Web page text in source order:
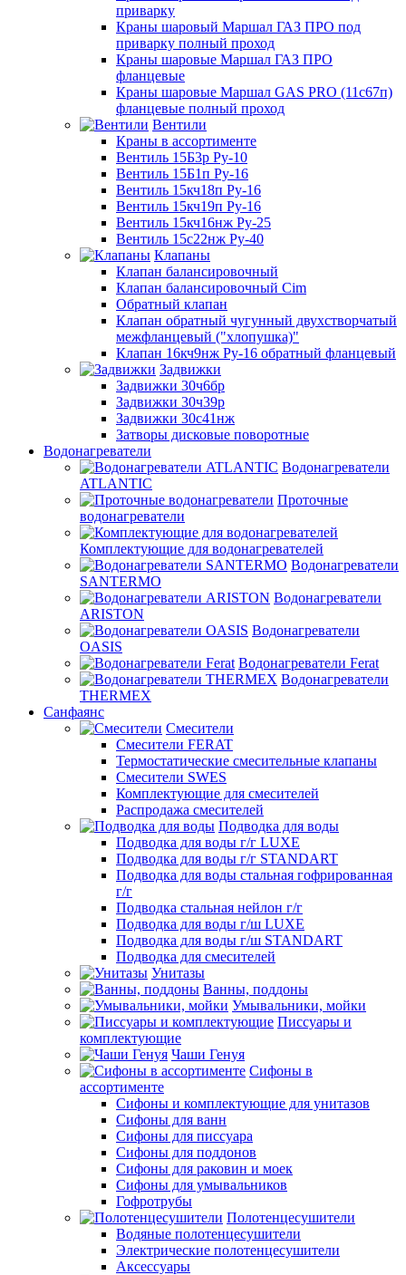
приварку
Краны шаровый Маршал ГАЗ ПРО под
приварку полный проход
Краны шаровые Маршал ГАЗ ПРО
фланцевые
Краны шаровые Маршал GAS PRO (11с67п)
фланцевые полный проход
Вентили
Краны в ассортименте
Вентиль 15Б3р Ру-10
Вентиль 15Б1п Ру-16
Вентиль 15кч18п Ру-16
Вентиль 15кч19п Ру-16
Вентиль 15кч16нж Ру-25
Вентиль 15с22нж Ру-40
Клапаны
Клапан балансировочный
Клапан балансировочный Cim
Обратный клапан
Клапан обратный чугунный двухстворчатый
межфланцевый ("хлопушка)"
Клапан 16кч9нж Ру-16 обратный фланцевый
Задвижки
Задвижки 30ч6бр
Задвижки 30ч39р
Задвижки 30с41нж
Затворы дисковые поворотные
Водонагреватели
Водонагреватели
ATLANTIC
Проточные
водонагреватели
Комплектующие для водонагревателей
Водонагреватели
SANTERMO
Водонагреватели
ARISTON
Водонагреватели
OASIS
Водонагреватели Ferat
Водонагреватели
THERMEX
Санфаянс
Смесители
Смесители FERAT
Термостатические смесительные клапаны
Смесители SWES
Комплектующие для смесителей
Распродажа смесителей
Подводка для воды
Подводка для воды г/г LUXE
Подводка для воды г/г STANDART
Подводка для воды стальная гофрированная
г/г
Подводка стальная нейлон г/г
Подводка для воды г/ш LUXE
Подводка для воды г/ш STANDART
Подводка для смесителей
Унитазы
Ванны, поддоны
Умывальники, мойки
Писсуары и
комплектующие
Чаши Генуя
Сифоны в
ассортименте
Сифоны и комплектующие для унитазов
Сифоны для ванн
Сифоны для писсуара
Сифоны для поддонов
Сифоны для раковин и моек
Сифоны для умывальников
Гофротрубы
Полотенцесушители
Водяные полотенцесушители
Электрические полотенцесушители
Аксессуары